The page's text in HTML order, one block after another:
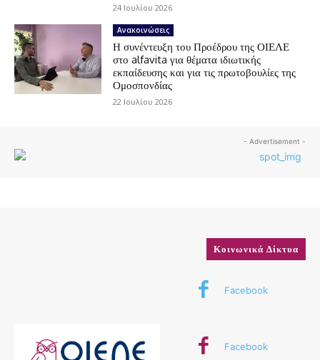
24 Ιουλίου 2026
Ανακοινώσεις
Η συνέντευξη του Προέδρου της ΟΙΕΛΕ
στο alfavita για θέματα ιδιωτικής
εκπαίδευσης και για τις πρωτοβουλίες της
Ομοσπονδίας
22 Ιουλίου 2026
- Advertisement -
Κοινωνικά Δίκτυα
Facebook
Facebook